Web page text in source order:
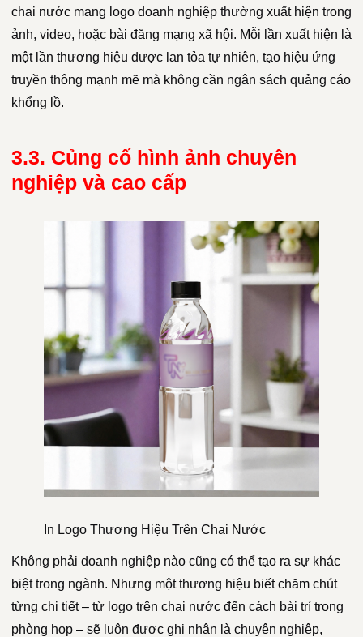
chai nước mang logo doanh nghiệp thường xuất hiện trong
ảnh, video, hoặc bài đăng mạng xã hội. Mỗi lần xuất hiện là
một lần thương hiệu được lan tỏa tự nhiên, tạo hiệu ứng
truyền thông mạnh mẽ mà không cần ngân sách quảng cáo
khổng lồ.
3.3. Củng cố hình ảnh chuyên
nghiệp và cao cấp
In Logo Thương Hiệu Trên Chai Nước
Không phải doanh nghiệp nào cũng có thể tạo ra sự khác
biệt trong ngành. Nhưng một thương hiệu biết chăm chút
từng chi tiết – từ logo trên chai nước đến cách bài trí trong
phòng họp – sẽ luôn được ghi nhận là chuyên nghiệp,